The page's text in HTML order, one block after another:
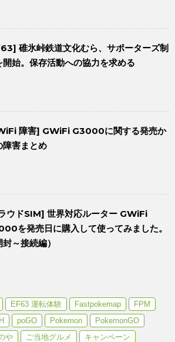
碓氷峠鉄道文化むら、サポーターズ制
開始。保存活動への協力を求める
障害] GWiFi G3000に関する発売か
障害まとめ
ウドSIM] 世界対応ルーター GWiFi
を発売日に購入して使ってみました。
封～接続編）
EF63 運転体験 Fastpokemap
FPM
poGO Pokemon
PokemonGO
や ご当地グルメ
キャンペーン